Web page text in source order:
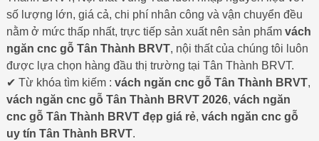
số lượng lớn, giá cả, chi phí nhân công và vận chuyển đều
nằm ở mức thấp nhất, trực tiếp sản xuất nên sản phẩm vách
ngăn cnc gỗ Tân Thành BRVT, nội thất của chúng tôi luôn
được lựa chọn hàng đầu thị trường tại Tân Thành BRVT.
✔ Từ khóa tìm kiếm : vách ngăn cnc gỗ Tân Thành BRVT,
vách ngăn cnc gỗ Tân Thành BRVT 2026, vách ngăn
cnc gỗ Tân Thành BRVT đẹp giá rẻ, vách ngăn cnc gỗ
uy tín Tân Thành BRVT.